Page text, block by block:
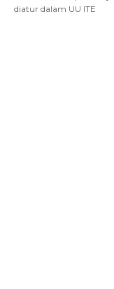
diatur dalam UU ITE